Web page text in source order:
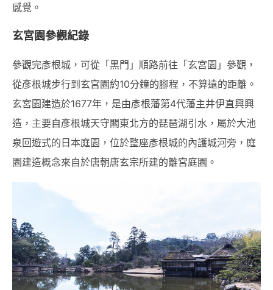
感覺。
玄宮園參觀紀錄
參觀完彥根城，可從「黑門」順路前往「玄宮園」參觀，
從彥根城步行到玄宮園約10分鐘的腳程，不算遠的距離。
玄宮園建造於1677年，是由彥根藩第4代藩主井伊直興興
造，主要自彥根城天守閣東北方的琵琶湖引水，屬於大池
泉回遊式的日本庭園，位於整座彥根城的內護城河旁，庭
園建造概念來自於唐朝唐玄宗所建的離宮庭園。